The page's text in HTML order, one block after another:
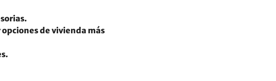
de vivienda más